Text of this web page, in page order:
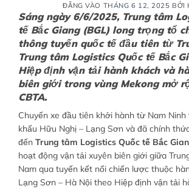
ĐĂNG VÀO THÁNG 6 12, 2025 BỞI
Sáng ngày 6/6/2025, Trung tâm
tế Bắc Giang (BGL) long trọng tổ
thông tuyến quốc tế đầu tiên từ
Trung tâm Logistics Quốc tế Bắc
Hiệp định vận tải hành khách và
biên giới trong vùng Mekong mở
CBTA.
Chuyến xe đầu tiên khởi hành từ Nam
khẩu Hữu Nghị – Lạng Sơn và đã chính
đến Trung tâm Logistics Quốc tế Bắc
hoạt động vận tải xuyên biên giới giữa
Nam qua tuyến kết nối chiến lược thuộc
Lạng Sơn – Hà Nội theo Hiệp định vận tải